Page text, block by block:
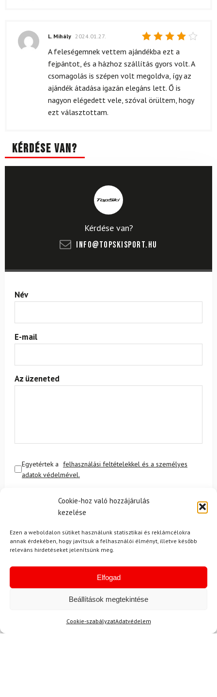
Cookie-hoz való hozzájárulás
kezelése
Ezen a weboldalon sütiket használunk statisztikai és reklámcélokra
annak érdekében, hogy javítsuk a felhasználói élményt, illetve később
releváns hirdetéseket jelenítsünk meg.
Elfogad
Beállítások megtekintése
Cookie-szabályzatAdatvédelem
Értékelés:
L. Mihály 2024.01.27.
A feleségemnek vettem ajándékba ezt a
fejpántot, és a házhoz szállítás gyors volt. A
csomagolás is szépen volt megoldva, így az
ajándék átadása igazán elegáns lett. Ő is
nagyon elégedett vele, szóval örültem, hogy
ezt választottam.
Kérdése van?
Kérdése van?
info@topskisport.hu
Név
E-mail
Az üzeneted
Egyetértek a felhasználási feltételekkel és a személyes
adatok védelmével.